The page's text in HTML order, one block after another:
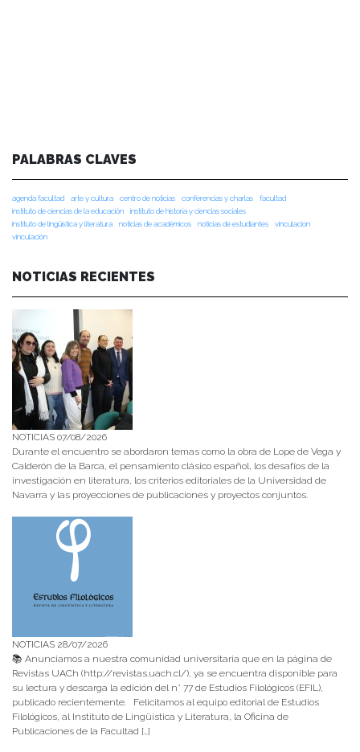
PALABRAS CLAVES
agenda facultad arte y cultura centro de noticias conferencias y charlas
facultad
instituto de ciencias de la educación
instituto de historia y ciencias sociales
instituto de lingüística y literatura
noticias de académicos noticias de estudiantes
vinculacion
vinculación
NOTICIAS RECIENTES
NOTICIAS 07/08/2026
Durante el encuentro se abordaron temas como la obra de Lope de Vega y
Calderón de la Barca, el pensamiento clásico español, los desafíos de la
investigación en literatura, los criterios editoriales de la Universidad de
Navarra y las proyecciones de publicaciones y proyectos conjuntos.
NOTICIAS 28/07/2026
📚 Anunciamos a nuestra comunidad universitaria que en la página de
Revistas UACh (http://revistas.uach.cl/), ya se encuentra disponible para
su lectura y descarga la edición del n° 77 de Estudios Filológicos (EFIL),
publicado recientemente. Felicitamos al equipo editorial de Estudios
Filológicos, al Instituto de Lingüística y Literatura, la Oficina de
Publicaciones de la Facultad […]